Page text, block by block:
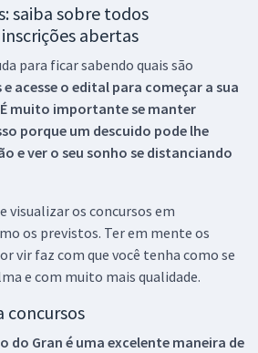
saiba sobre todos
abertas
para ficar sabendo quais são
acesse o edital para começar a sua
muito importante se manter
porque um descuido pode lhe
e ver o seu sonho se distanciando
visualizar os concursos em
os previstos. Ter em mente os
vir faz com que você tenha como se
e com muito mais qualidade.
concursos
do Gran é uma excelente maneira de